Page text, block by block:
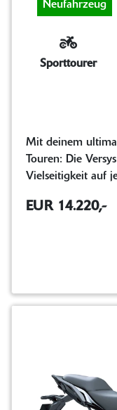
Neufahrzeug
Sporttourer
Mit deinem
Touren: Die
Vielseitigkeit auf
EUR 14.220,-